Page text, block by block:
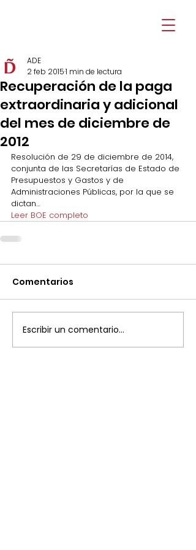
Recuperación de la paga
extraordinaria y adicional
del mes de diciembre de
2012
ADE
2 feb 20151 min de lectura
Resolución de 29 de diciembre de 2014,
conjunta de las Secretarías de Estado de
Presupuestos y Gastos y de
Administraciones Públicas, por la que se
dictan…
Leer BOE completo
Comentarios
Escribir un comentario...